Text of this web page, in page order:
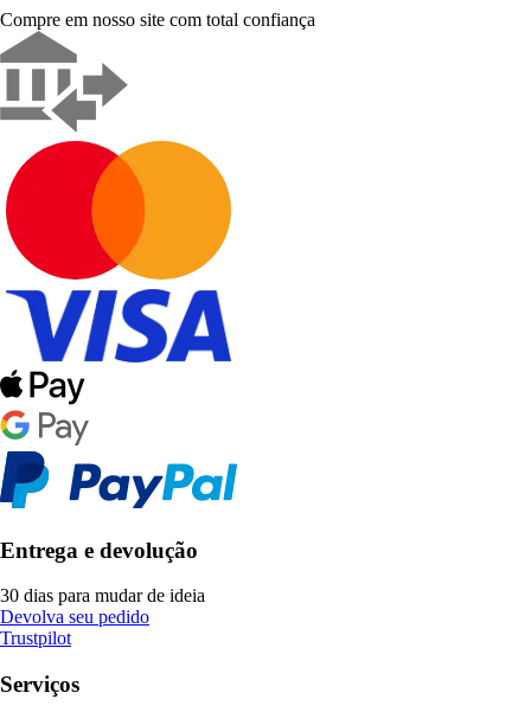
Compre em nosso site com total confiança
Entrega e devolução
30 dias para mudar de ideia
Devolva seu pedido
Trustpilot
Serviços